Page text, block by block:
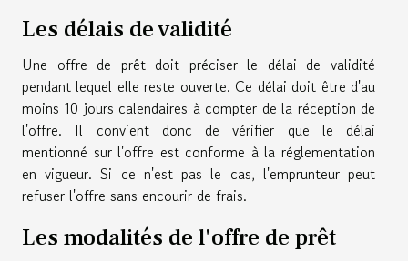
Les délais de validité
Une offre de prêt doit préciser le délai de validité
pendant lequel elle reste ouverte. Ce délai doit être d'au
moins 10 jours calendaires à compter de la réception de
l'offre. Il convient donc de vérifier que le délai
mentionné sur l'offre est conforme à la réglementation
en vigueur. Si ce n'est pas le cas, l'emprunteur peut
refuser l'offre sans encourir de frais.
Les modalités de l'offre de prêt